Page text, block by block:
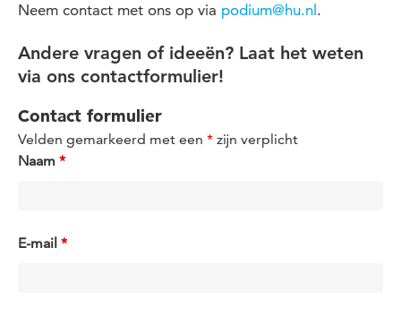
Neem contact met ons op via podium@hu.nl .
Andere vragen of ideeën? Laat het weten
via ons contactformulier!
Contact formulier
Velden gemarkeerd met een * zijn verplicht
Naam *
E-mail *